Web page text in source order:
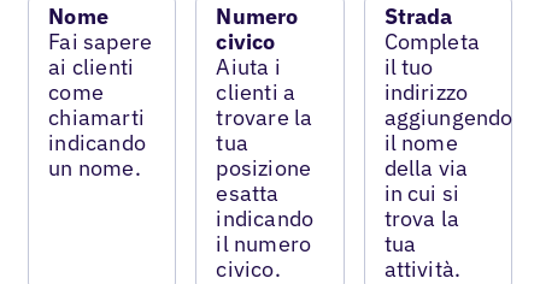
Nome
Fai sapere
ai clienti
come
chiamarti
indicando
un nome.
Numero
civico
Aiuta i
clienti a
trovare la
tua
posizione
esatta
indicando
il numero
civico.
Strada
Completa
il tuo
indirizzo
aggiungendo
il nome
della via
in cui si
trova la
tua
attività.